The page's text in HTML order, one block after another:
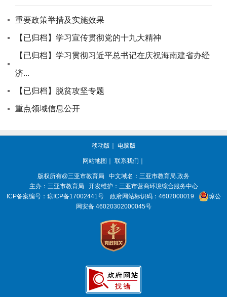
重要政策举措及实施效果
【已归档】学习宣传贯彻党的十九大精神
【已归档】学习贯彻习近平总书记在庆祝海南建省办经
济...
【已归档】脱贫攻坚专题
重点领域信息公开
移动版 ｜ 电脑版
网站地图 ｜ 联系我们 ｜
版权所有@三亚市教育局
中文域名：三亚市教育局.政务
主办：三亚市教育局
开发维护：三亚市营商环境综合服务中心
ICP备案编号： 琼ICP备17002441号 政府网站标识码： 4602000019
琼公
网安备 46020302000045号